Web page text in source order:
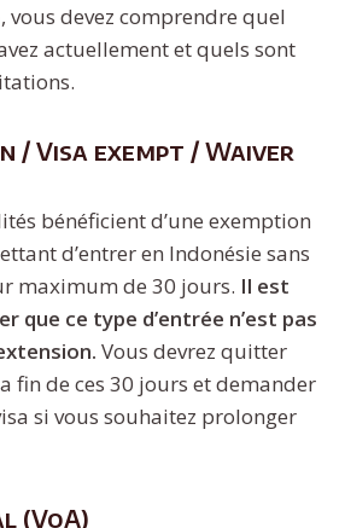
vous devez comprendre quel
actuellement et quels sont
/ Visa exempt / Waiver
bénéficient d’une exemption
d’entrer en Indonésie sans
maximum de 30 jours. Il est
que ce type d’entrée n’est pas
Vous devrez quitter
fin de ces 30 jours et demander
si vous souhaitez prolonger
(VoA)